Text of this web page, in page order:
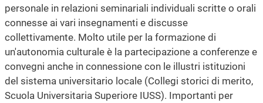
personale in relazioni seminariali individuali scritte o orali
connesse ai vari insegnamenti e discusse
collettivamente. Molto utile per la formazione di
un'autonomia culturale è la partecipazione a conferenze e
convegni anche in connessione con le illustri istituzioni
del sistema universitario locale (Collegi storici di merito,
Scuola Universitaria Superiore IUSS). Importanti per